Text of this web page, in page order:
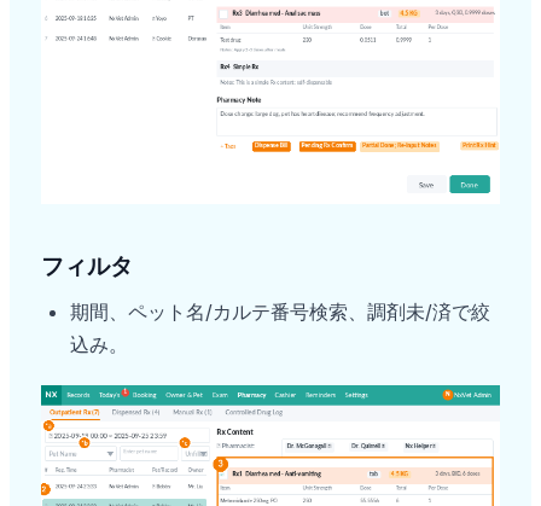
フィルタ
期間、ペット名/カルテ番号検索、調剤未/済で絞
込み。